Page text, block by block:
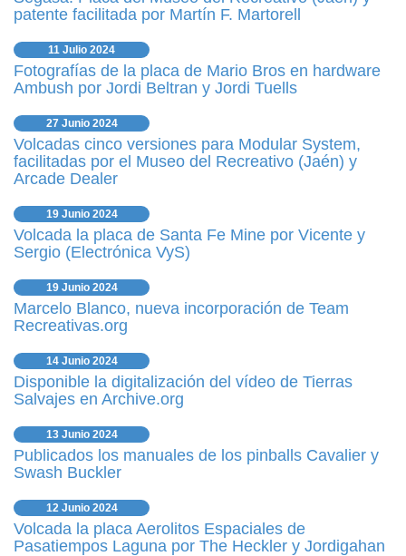
patente facilitada por Martín F. Martorell
11 Julio 2024
Fotografías de la placa de Mario Bros en hardware
Ambush por Jordi Beltran y Jordi Tuells
27 Junio 2024
Volcadas cinco versiones para Modular System,
facilitadas por el Museo del Recreativo (Jaén) y
Arcade Dealer
19 Junio 2024
Volcada la placa de Santa Fe Mine por Vicente y
Sergio (Electrónica VyS)
19 Junio 2024
Marcelo Blanco, nueva incorporación de Team
Recreativas.org
14 Junio 2024
Disponible la digitalización del vídeo de Tierras
Salvajes en Archive.org
13 Junio 2024
Publicados los manuales de los pinballs Cavalier y
Swash Buckler
12 Junio 2024
Volcada la placa Aerolitos Espaciales de
Pasatiempos Laguna por The Heckler y Jordigahan